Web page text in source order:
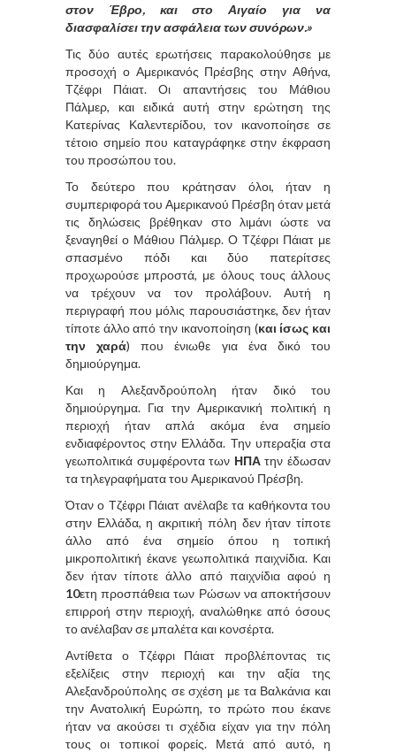
στον Έβρο, και στο Αιγαίο για να
διασφαλίσει την ασφάλεια των συνόρων.»
Τις δύο αυτές ερωτήσεις παρακολούθησε με
προσοχή ο Αμερικανός Πρέσβης στην Αθήνα,
Τζέφρι Πάιατ. Οι απαντήσεις του Μάθιου
Πάλμερ, και ειδικά αυτή στην ερώτηση της
Κατερίνας Καλεντερίδου, τον ικανοποίησε σε
τέτοιο σημείο που καταγράφηκε στην έκφραση
του προσώπου του.
Το δεύτερο που κράτησαν όλοι, ήταν η
συμπεριφορά του Αμερικανού Πρέσβη όταν μετά
τις δηλώσεις βρέθηκαν στο λιμάνι ώστε να
ξεναγηθεί ο Μάθιου Πάλμερ. Ο Τζέφρι Πάιατ με
σπασμένο πόδι και δύο πατερίτσες
προχωρούσε μπροστά, με όλους τους άλλους
να τρέχουν να τον προλάβουν. Αυτή η
περιγραφή που μόλις παρουσιάστηκε, δεν ήταν
τίποτε άλλο από την ικανοποίηση (και ίσως και
την χαρά) που ένιωθε για ένα δικό του
δημιούργημα.
Και η Αλεξανδρούπολη ήταν δικό του
δημιούργημα. Για την Αμερικανική πολιτική η
περιοχή ήταν απλά ακόμα ένα σημείο
ενδιαφέροντος στην Ελλάδα. Την υπεραξία στα
γεωπολιτικά συμφέροντα των ΗΠΑτην έδωσαν
τα τηλεγραφήματα του Αμερικανού Πρέσβη.
Όταν ο Τζέφρι Πάιατ ανέλαβε τα καθήκοντα του
στην Ελλάδα, η ακριτική πόλη δεν ήταν τίποτε
άλλο από ένα σημείο όπου η τοπική
μικροπολιτική έκανε γεωπολιτικά παιχνίδια. Και
δεν ήταν τίποτε άλλο από παιχνίδια αφού η
10ετη προσπάθεια των Ρώσων να αποκτήσουν
επιρροή στην περιοχή, αναλώθηκε από όσους
το ανέλαβαν σε μπαλέτα και κονσέρτα.
Αντίθετα ο Τζέφρι Πάιατ προβλέποντας τις
εξελίξεις στην περιοχή και την αξία της
Αλεξανδρούπολης σε σχέση με τα Βαλκάνια και
την Ανατολική Ευρώπη, το πρώτο που έκανε
ήταν να ακούσει τι σχέδια είχαν για την πόλη
τους οι τοπικοί φορείς. Μετά από αυτό, η